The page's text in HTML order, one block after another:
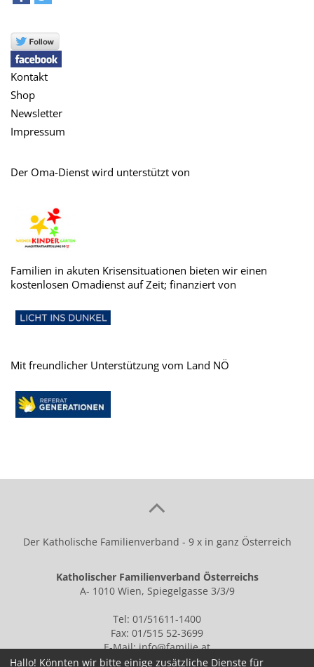
Kontakt
Shop
Newsletter
Impressum
Der Oma-Dienst wird unterstützt von
Familien in akuten Krisensituationen bieten wir einen
kostenlosen Omadienst auf Zeit; finanziert von
Mit freundlicher Unterstützung vom Land NÖ
Der Katholische Familienverband - 9 x in ganz Österreich
Katholischer Familienverband Österreichs
A- 1010 Wien, Spiegelgasse 3/3/9
Tel: 01/51611-1400
Fax: 01/515 52-3699
E-Mail:info@familie.at
Hallo! Könnten wir bitte einige zusätzliche Dienste für